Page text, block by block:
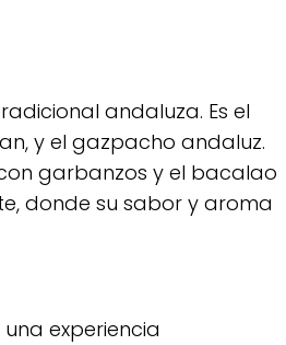
andaluza. Es el
y el gazpacho andaluz.
garbanzos y el bacalao
donde su sabor y aroma
experiencia